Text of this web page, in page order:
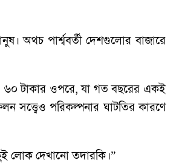
অথচ পার্শ্ববর্তী দেশগুলোর বাজারে
৬০ টাকার ওপরে, যা গত বছরের একই
সত্ত্বেও পরিকল্পনার ঘাটতির কারণে
লোক দেখানো তদারকি।”